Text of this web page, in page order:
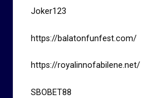
Joker123
https://balatonfunfest.com/
https://royalinnofabilene.net/
SBOBET88